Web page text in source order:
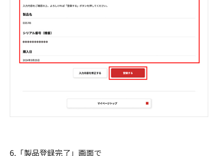
6.「製品登録完了」画面で